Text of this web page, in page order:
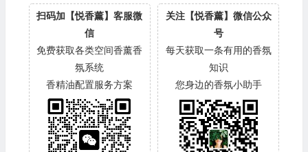
扫码加【悦香薰】客服微
信
免费获取各类空间香薰香
氛系统
香精油配置服务方案
关注【悦香薰】微信公众
号
每天获取一条有用的香氛
知识
您身边的香氛小助手